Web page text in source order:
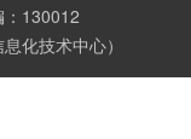
130012
化技术中心）